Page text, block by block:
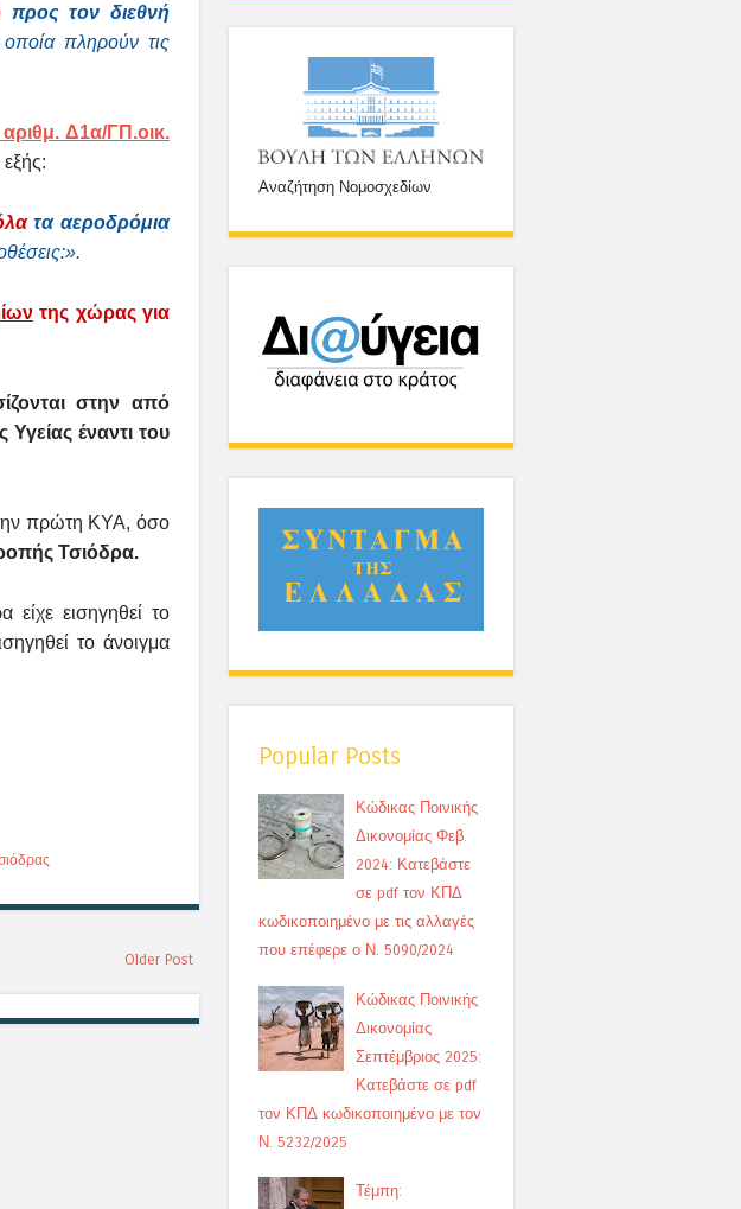
προς τον διεθνή
πληρούν τις
Δ1α/ΓΠ.οικ.
τα αεροδρόμια
της χώρας για
στην από
έναντι του
πρώτη ΚΥΑ, όσο
Τσιόδρα.
εισηγηθεί το
το άνοιγμα
Older Post
Αναζήτηση Νομοσχεδίων
Popular Posts
Κώδικας Ποινικής
Δικονομίας Φεβ.
2024: Κατεβάστε
σε pdf τον ΚΠΔ
κωδικοποιημένο με τις αλλαγές
που επέφερε ο Ν. 5090/2024
Κώδικας Ποινικής
Δικονομίας
Σεπτέμβριος 2025:
Κατεβάστε σε pdf
τον ΚΠΔ κωδικοποιημένο με τον
Ν. 5232/2025
Τέμπη: